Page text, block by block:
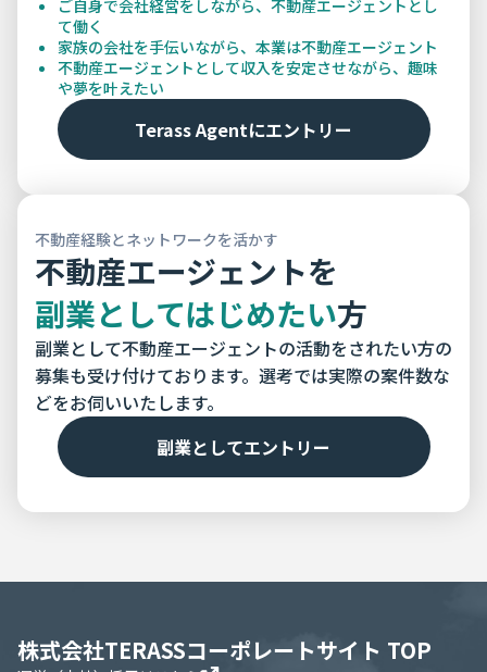
ご自身で会社経営をしながら、不動産エージェントとし
て働く
家族の会社を手伝いながら、本業は不動産エージェント
不動産エージェントとして収入を安定させながら、趣味
や夢を叶えたい
Terass Agentにエントリー
不動産経験とネットワークを活かす
不動産エージェントを
副業としてはじめたい方
副業として不動産エージェントの活動をされたい方の
募集も受け付けております。選考では実際の案件数な
どをお伺いいたします。
副業としてエントリー
株式会社TERASSコーポレートサイト TOP